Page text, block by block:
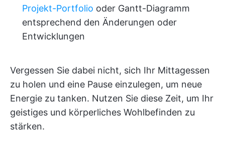
Projekt-Portfolio oder Gantt-Diagramm
entsprechend den Änderungen oder
Entwicklungen
Vergessen Sie dabei nicht, sich Ihr Mittagessen
zu holen und eine Pause einzulegen, um neue
Energie zu tanken. Nutzen Sie diese Zeit, um Ihr
geistiges und körperliches Wohlbefinden zu
stärken.